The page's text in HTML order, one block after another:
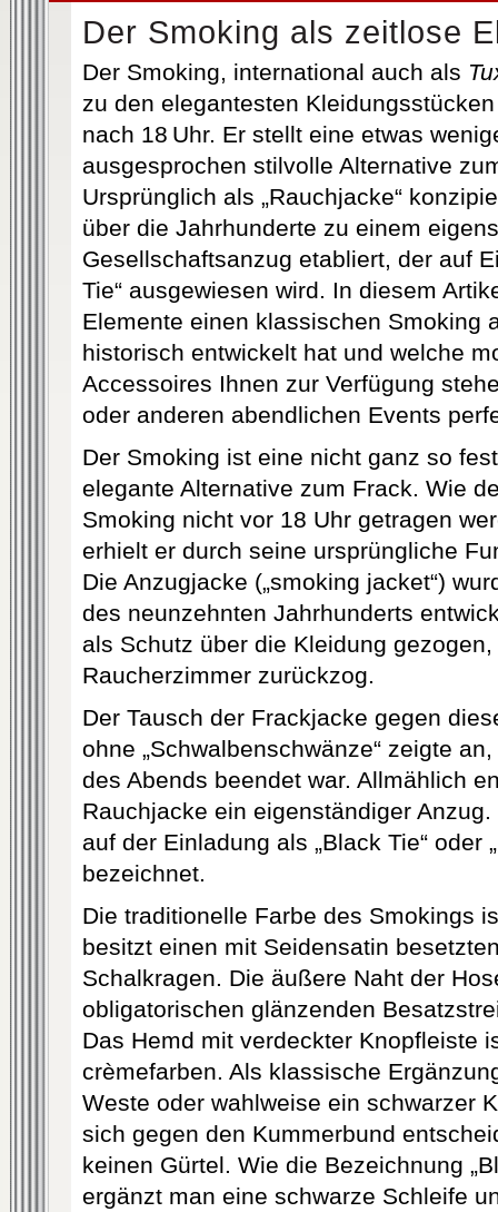
Der Smoking als zeitlose
Der Smoking, international auch als
zu den elegantesten
nach 18 Uhr. Er stellt eine etwas
ausgesprochen stilvolle Alternative
Ursprünglich als „Rauchjacke“
über die Jahrhunderte zu einem
Gesellschaftsanzug etabliert, der auf
Tie“ ausgewiesen wird. In diesem
Elemente einen klassischen Smoking
historisch entwickelt hat und welche
Accessoires Ihnen zur Verfügung
oder anderen abendlichen Events
Der Smoking ist eine nicht ganz so
elegante Alternative zum Frack. Wie
Smoking nicht vor 18 Uhr getragen
erhielt er durch seine ursprüngliche
Die Anzugjacke („smoking jacket“)
des neunzehnten Jahrhunderts
als Schutz über die Kleidung
Raucherzimmer zurückzog.
Der Tausch der Frackjacke gegen
ohne „Schwalbenschwänze“ zeigte
des Abends beendet war. Allmählich
Rauchjacke ein eigenständiger
auf der Einladung als „Black Tie“ oder
bezeichnet.
Die traditionelle Farbe des Smokings
besitzt einen mit Seidensatin
Schalkragen. Die äußere Naht der
obligatorischen glänzenden
Das Hemd mit verdeckter Knopfleiste
crèmefarben. Als klassische
Weste oder wahlweise ein schwarzer
sich gegen den Kummerbund
keinen Gürtel. Wie die Bezeichnung
ergänzt man eine schwarze Schleife